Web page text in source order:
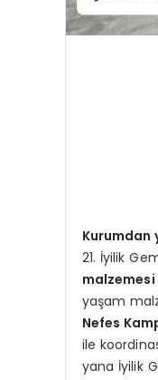
Kurumdan
21. İyilik
malzemesi
yaşam
Nefes
ile
yana İyilik